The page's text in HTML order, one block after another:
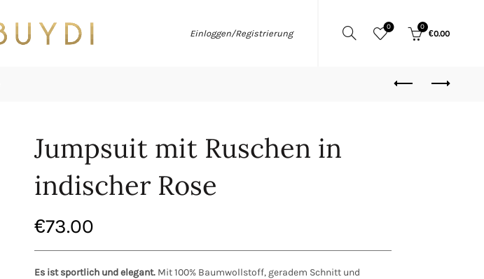
Einloggen/Registrierung
0 0
€0.00
Jumpsuit mit Ruschen in
indischer Rose
€73.00
Es ist sportlich und elegant. Mit 100% Baumwollstoff, geradem Schnitt und